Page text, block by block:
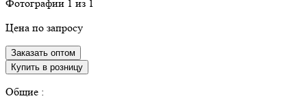
Фотографии 1 из 1
Цена по запросу
Заказать оптом
Купить в розницу
Общие :